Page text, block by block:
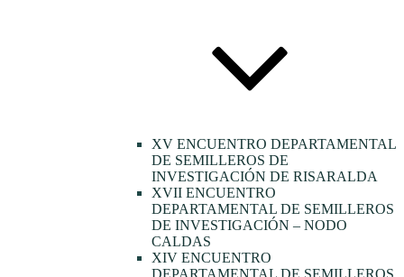
XV ENCUENTRO DEPARTAMENTAL
DE SEMILLEROS DE
INVESTIGACIÓN DE RISARALDA
XVII ENCUENTRO
DEPARTAMENTAL DE SEMILLEROS
DE INVESTIGACIÓN – NODO
CALDAS
XIV ENCUENTRO
DEPARTAMENTAL DE SEMILLEROS